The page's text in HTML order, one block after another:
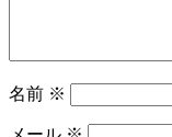
名前 ※